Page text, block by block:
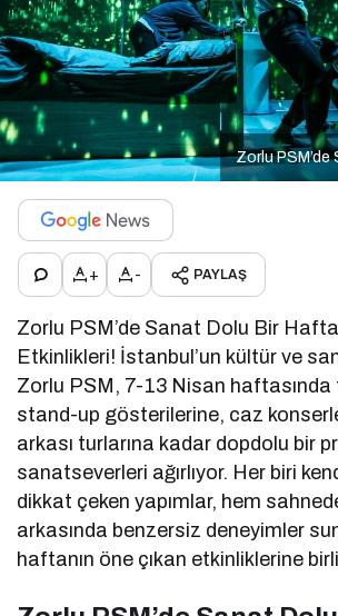
Zorlu
+ - PAYLAŞ
Zorlu PSM’de Sanat Dolu Bir
Etkinlikleri! İstanbul’un kültür ve
Zorlu PSM, 7-13 Nisan
stand-up gösterilerine, caz
arkası turlarına kadar dopdolu bir
sanatseverleri ağırlıyor. Her biri
dikkat çeken yapımlar, hem
arkasında benzersiz deneyimler
haftanın öne çıkan etkinliklerine